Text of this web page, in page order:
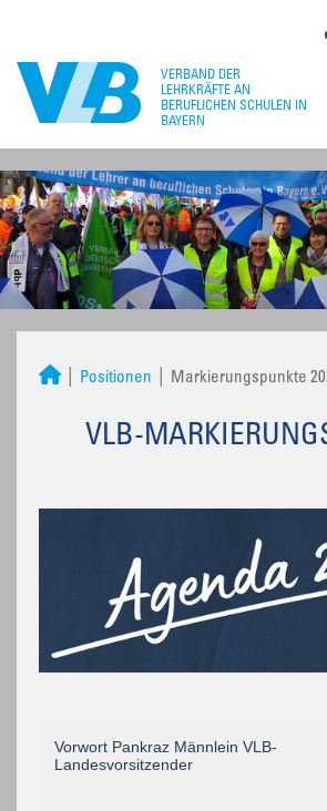
Positionen Markierungspunkte
VLB-
Vorwort Pankraz Männlein VLB-
Landesvorsitzender